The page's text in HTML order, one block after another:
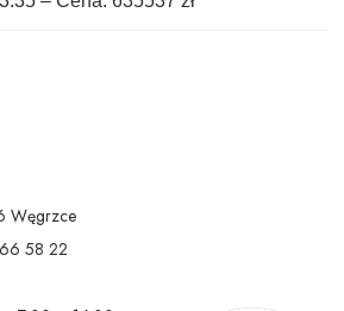
Węgrzce
58 22